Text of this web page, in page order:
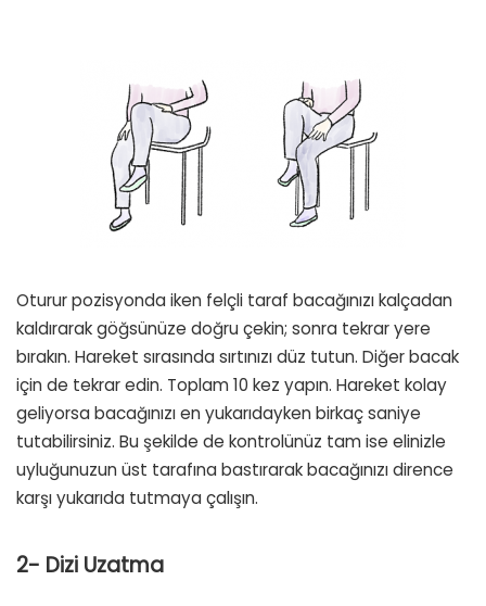
Oturur pozisyonda iken felçli taraf bacağınızı kalçadan
kaldırarak göğsünüze doğru çekin; sonra tekrar yere
bırakın. Hareket sırasında sırtınızı düz tutun. Diğer bacak
için de tekrar edin. Toplam 10 kez yapın. Hareket kolay
geliyorsa bacağınızı en yukarıdayken birkaç saniye
tutabilirsiniz. Bu şekilde de kontrolünüz tam ise elinizle
uyluğunuzun üst tarafına bastırarak bacağınızı dirence
karşı yukarıda tutmaya çalışın.
2- Dizi Uzatma